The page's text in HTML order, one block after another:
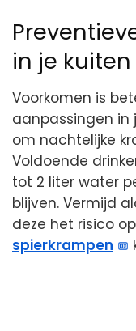
in je
Voorkomen is
aanpassingen in
om nachtelijke
Voldoende
tot 2 liter water
blijven. Vermijd
deze het risico
spierkrampen